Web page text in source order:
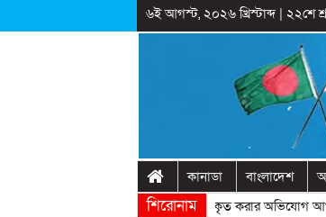
৬ই আগস্ট, ২০২৬ খ্রিস্টাব্দ| ২২শে
কানাডা বাংলাদেশ
শিরোনাম
অনুষ্ঠানের প্রামাণ্যচিত্রে ইতিহাস বিকৃত করার অভিযোগ